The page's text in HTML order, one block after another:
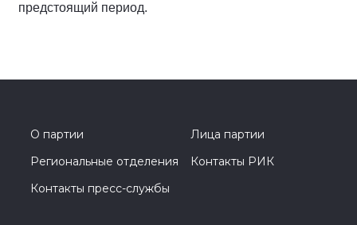
предстоящий период.
О партии
Лица партии
Региональные отделения
Контакты РИК
Контакты пресс-службы